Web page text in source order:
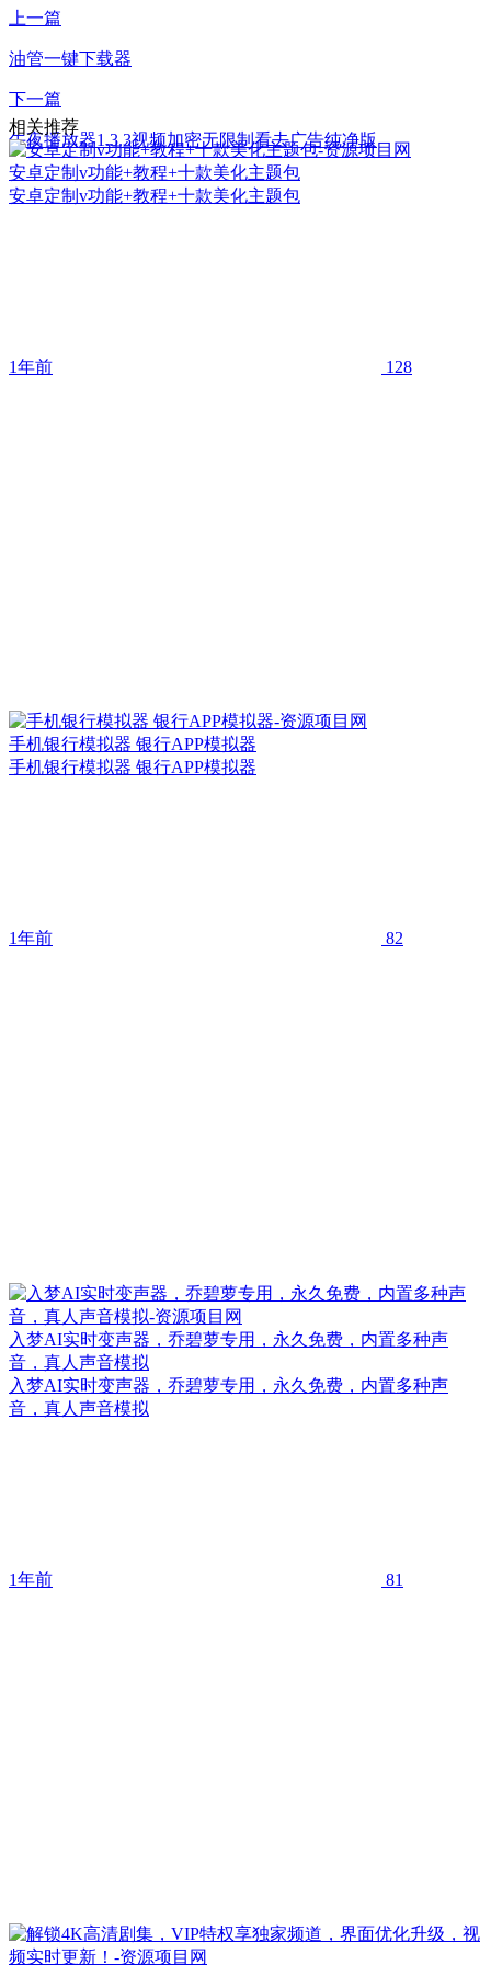
上一篇
油管一键下载器
下一篇
午夜播放器1.3.3视频加密无限制看去广告纯净版
相关推荐
安卓定制v功能+教程+十款美化主题包
安卓定制v功能+教程+十款美化主题包
1年前 128
手机银行模拟器 银行APP模拟器
手机银行模拟器 银行APP模拟器
1年前 82
入梦AI实时变声器，乔碧萝专用，永久免费，内置多种声
音，真人声音模拟
入梦AI实时变声器，乔碧萝专用，永久免费，内置多种声
音，真人声音模拟
1年前 81